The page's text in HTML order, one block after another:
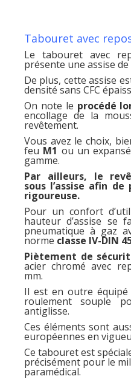
Tabouret avec
Le tabouret avec
présente une assise
De plus, cette assise
densité sans CFC
On note le procédé
encollage de la
revêtement.
Vous avez le choix,
feu M1 ou un
gamme.
Par ailleurs, le
sous l’assise afin
rigoureuse.
Pour un confort
hauteur d’assise se
pneumatique à gaz
norme classe IV-DIN
Piètement de
acier chromé avec
mm.
Il est en outre
roulement souple
antiglisse.
Ces éléments sont
européennes en
Ce tabouret est
précisément pour le
paramédical.